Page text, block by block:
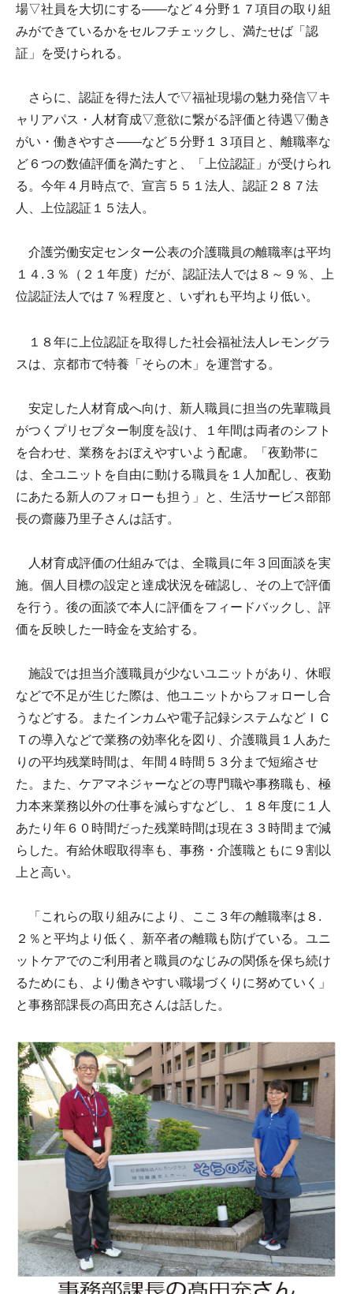
場▽社員を大切にする――など４分野１７項目の取り組
みができているかをセルフチェックし、満たせば「認
証」を受けられる。
さらに、認証を得た法人で▽福祉現場の魅力発信▽キ
ャリアパス・人材育成▽意欲に繋がる評価と待遇▽働き
がい・働きやすさ――など５分野１３項目と、離職率な
ど６つの数値評価を満たすと、「上位認証」が受けられ
る。今年４月時点で、宣言５５１法人、認証２８７法
人、上位認証１５法人。
介護労働安定センター公表の介護職員の離職率は平均
１４.３％（２１年度）だが、認証法人では８～９％、上
位認証法人では７％程度と、いずれも平均より低い。
１８年に上位認証を取得した社会福祉法人レモングラ
スは、京都市で特養「そらの木」を運営する。
安定した人材育成へ向け、新人職員に担当の先輩職員
がつくプリセプター制度を設け、１年間は両者のシフト
を合わせ、業務をおぼえやすいよう配慮。「夜勤帯に
は、全ユニットを自由に動ける職員を１人加配し、夜勤
にあたる新人のフォローも担う」と、生活サービス部部
長の齋藤乃里子さんは話す。
人材育成評価の仕組みでは、全職員に年３回面談を実
施。個人目標の設定と達成状況を確認し、その上で評価
を行う。後の面談で本人に評価をフィードバックし、評
価を反映した一時金を支給する。
施設では担当介護職員が少ないユニットがあり、休暇
などで不足が生じた際は、他ユニットからフォローし合
うなどする。またインカムや電子記録システムなどＩＣ
Ｔの導入などで業務の効率化を図り、介護職員１人あた
りの平均残業時間は、年間４時間５３分まで短縮させ
た。また、ケアマネジャーなどの専門職や事務職も、極
力本来業務以外の仕事を減らすなどし、１８年度に１人
あたり年６０時間だった残業時間は現在３３時間まで減
らした。有給休暇取得率も、事務・介護職ともに９割以
上と高い。
「これらの取り組みにより、ここ３年の離職率は８.
２％と平均より低く、新卒者の離職も防げている。ユニ
ットケアでのご利用者と職員のなじみの関係を保ち続け
るためにも、より働きやすい職場づくりに努めていく」
と事務部課長の髙田充さんは話した。